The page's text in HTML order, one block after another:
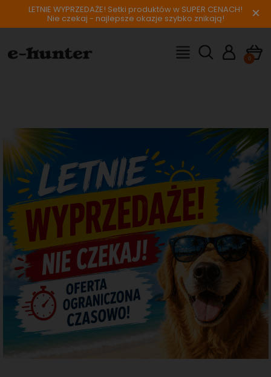
LETNIE WYPRZEDAŻE! Setki produktów w SUPER CENACH!
Nie czekaj - najlepsze okazje szybko znikają! ×